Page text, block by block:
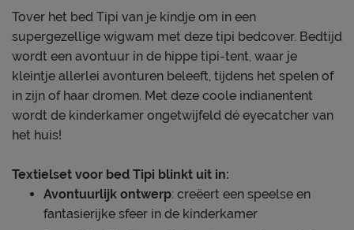
Tover het bed Tipi van je kindje om in een
supergezellige wigwam met deze tipi bedcover. Bedtijd
wordt een avontuur in de hippe tipi-tent, waar je
kleintje allerlei avonturen beleeft, tijdens het spelen of
in zijn of haar dromen. Met deze coole indianentent
wordt de kinderkamer ongetwijfeld dé eyecatcher van
het huis!
Textielset voor bed Tipi blinkt uit in:
Avontuurlijk ontwerp: creëert een speelse en
fantasierijke sfeer in de kinderkamer